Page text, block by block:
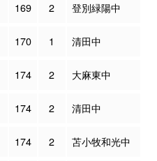
169 2 登別緑陽中
170 1 清田中
174 2 大麻東中
174 2 清田中
174 2 苫小牧和光中